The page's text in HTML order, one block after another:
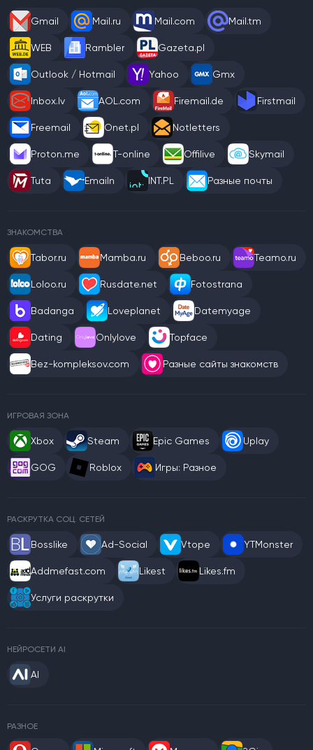
Gmail Mail.ru Mail.com Mail.tm
WEB Rambler Gazeta.pl
Outlook / Hotmail Yahoo Gmx
Inbox.lv AOL.com Firemail.de Firstmail
Freemail Onet.pl Notletters
Proton.me T-online Offilive Skymail
Tuta Emailn INT.PL Разные почты
ЗНАКОМСТВА
Tabor.ru Mamba.ru Beboo.ru Teamo.ru
Loloo.ru Rusdate.net Fotostrana
Badanga Loveplanet Datemyage
Dating Onlylove Topface
Bez-kompleksov.com Разные сайты знакомств
ИГРОВАЯ ЗОНА
Xbox Steam Epic Games Uplay
GOG Roblox Игры: Разное
РАСКРУТКА СОЦ. СЕТЕЙ
Bosslike Ad-Social Vtope YTMonster
Addmefast.com Likest Likes.fm
Услуги раскрутки
НЕЙРОСЕТИ AI
AI
РАЗНОЕ